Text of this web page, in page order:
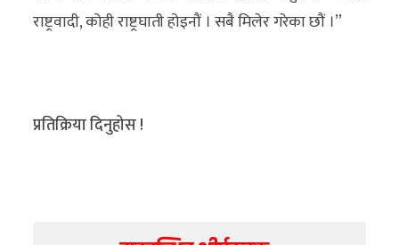
राष्ट्रवादी, कोही राष्ट्रघाती होइनौं । सबै मिलेर गरेका छौं ।”
प्रतिक्रिया दिनुहोस !